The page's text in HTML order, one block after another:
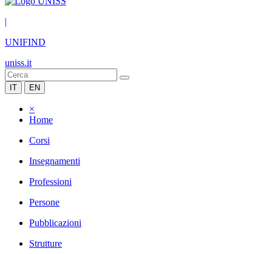
|
UNIFIND
uniss.it
IT EN
×
Home
Corsi
Insegnamenti
Professioni
Persone
Pubblicazioni
Strutture